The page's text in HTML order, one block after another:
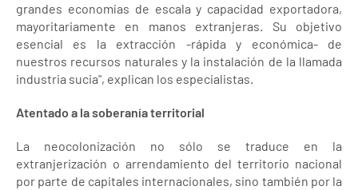
grandes economías de escala y capacidad exportadora,
mayoritariamente en manos extranjeras. Su objetivo
esencial es la extracción -rápida y económica- de
nuestros recursos naturales y la instalación de la llamada
industria sucia", explican los especialistas.
Atentado a la soberanía territorial
La neocolonización no sólo se traduce en la
extranjerización o arrendamiento del territorio nacional
por parte de capitales internacionales, sino también por la